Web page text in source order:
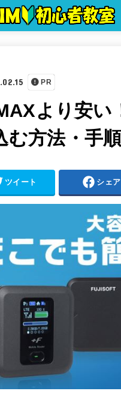
PR
より安い
む方法・手
ツイート シェア